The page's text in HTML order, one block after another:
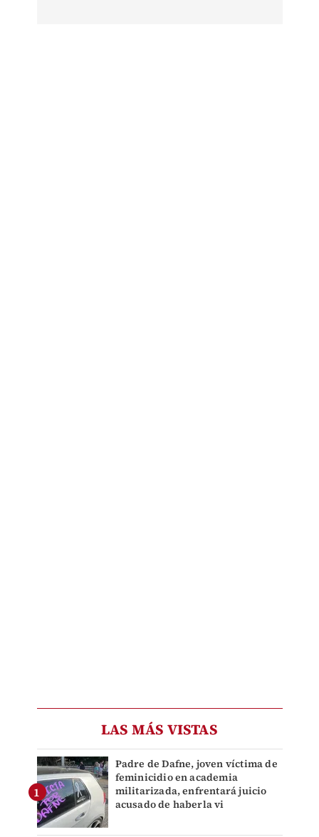
LAS MÁS VISTAS
Padre de Dafne, joven víctima de
feminicidio en academia
militarizada, enfrentará juicio
acusado de haberla vi